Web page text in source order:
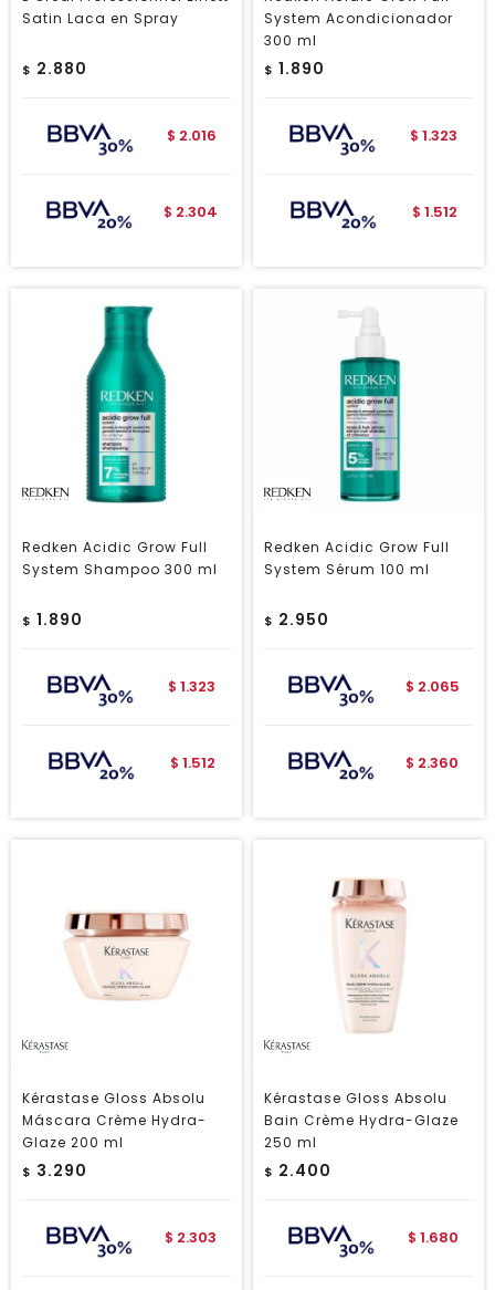
Satin Laca en Spray
$ 2.880
$ 2.016
$ 2.304
System Acondicionador
300 ml
$ 1.890
$ 1.323
$ 1.512
Redken Acidic Grow Full
System Shampoo 300 ml
$ 1.890
$ 1.323
$ 1.512
Redken Acidic Grow Full
System Sérum 100 ml
$ 2.950
$ 2.065
$ 2.360
Kérastase Gloss Absolu
Máscara Crème Hydra-
Glaze 200 ml
$ 3.290
$ 2.303
Kérastase Gloss Absolu
Bain Crème Hydra-Glaze
250 ml
$ 2.400
$ 1.680